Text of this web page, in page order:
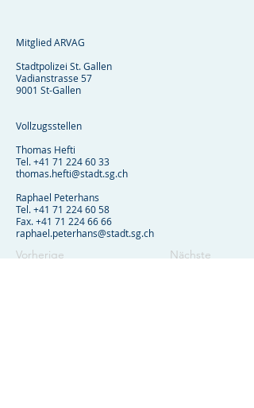
Mitglied ARVAG
Stadtpolizei St. Gallen
Vadianstrasse 57
9001 St-Gallen
Vollzugsstellen
Thomas Hefti
Tel. +41 71 224 60 33
thomas.hefti@stadt.sg.ch
Raphael Peterhans
Tel. +41 71 224 60 58
Fax. +41 71 224 66 66
raphael.peterhans@stadt.sg.ch
Vorherige Nächste